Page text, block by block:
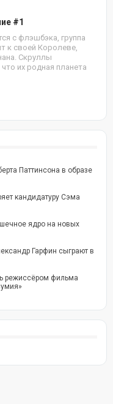
#1
с флэшбэка, группа
к своей Королеве,
Скруллы
их родная планета
Паттинсона в образе
кандидатуру Сэма
ядро на новых
Гарфин сыграют в
режиссёром фильма